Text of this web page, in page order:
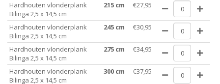
Hardhouten vlonderplank
Bilinga 2,5 x 14,5 cm
215 cm €27,95
Hardhouten vlonderplank
Bilinga 2,5 x 14,5 cm
245 cm €30,95
Hardhouten vlonderplank
Bilinga 2,5 x 14,5 cm
275 cm €34,95
Hardhouten vlonderplank
Bilinga 2,5 x 14,5 cm
300 cm €37,95